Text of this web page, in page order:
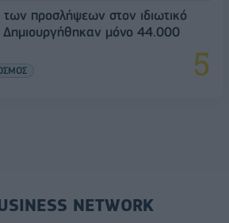
προσλήψεων στον ιδιωτικό
Δημιουργήθηκαν μόνο 44.000
NETWORK